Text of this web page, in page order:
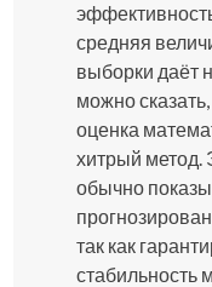
средняя
выборки даёт
можно
оценка
хитрый метод.
обычно
так как
стабильность